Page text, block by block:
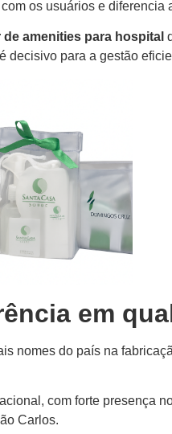
os usuários e diferencia
amenities para hospital
decisivo para a gestão
em
nomes do país na
com forte presença
Carlos.